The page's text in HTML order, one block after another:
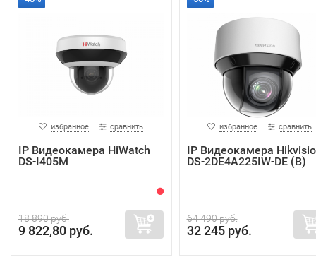
избранное сравнить
IP Видеокамера HiWatch
DS-I405M
18 890 руб.
9 822,80 руб.
избранное сравнить
IP Видеокамера
DS-2DE4A225IW-DE (B)
64 490 руб.
32 245 руб.